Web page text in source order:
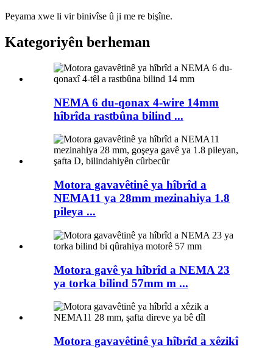
Peyama xwe li vir binivîse û ji me re bişîne.
Kategoriyên berheman
NEMA 6 du-qonax 4-wire 14mm
hîbrîda rastbûna bilind ...
Motora gavavêtinê ya hîbrîd a
NEMA11 ya 28mm mezinahiya 1.8
pileya ...
Motora gavê ya hîbrîd a NEMA 23
ya torka bilind 57mm m ...
Motora gavavêtinê ya hîbrîd a xêzikî